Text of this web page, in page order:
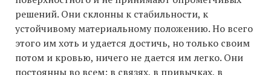
решений. Они склонны к стабильности, к
устойчивому материальному положению. Но всего
этого им хоть и удается достичь, но только своим
потом и кровью, ничего не дается им легко. Они
постоянны во всем: в связях, в привычках, в